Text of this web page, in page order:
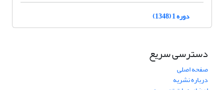
دوره 1 (1348)
دسترسی سریع
صفحه اصلی
درباره نشریه